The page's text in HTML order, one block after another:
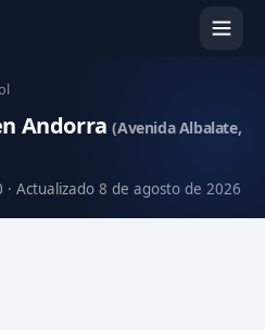
Andorra(Avenida Albalate,
· Actualizado 8 de agosto de 2026